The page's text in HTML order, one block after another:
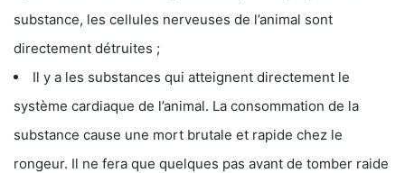
substance, les cellules nerveuses de l’animal sont
directement détruites ;
Il y a les substances qui atteignent directement le
système cardiaque de l’animal. La consommation de la
substance cause une mort brutale et rapide chez le
rongeur. Il ne fera que quelques pas avant de tomber raide